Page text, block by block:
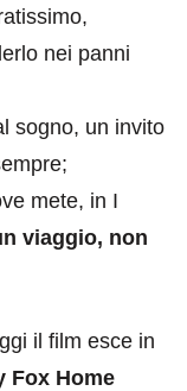
nei panni
sogno, un invito
mete, in I
viaggio, non
il film esce in
Fox Home